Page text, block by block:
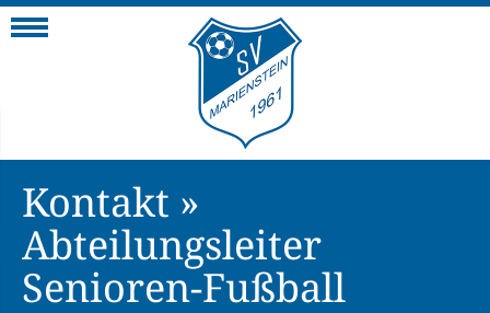
Kontakt »
Abteilungsleiter
Senioren-Fußball